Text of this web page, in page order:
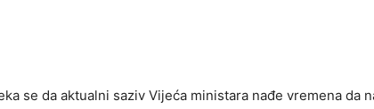
se da aktualni saziv Vijeća ministara nađe vremena da